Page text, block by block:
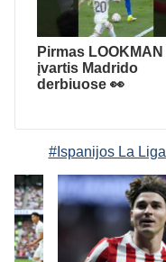
Pirmas LOOKMAN
įvartis Madrido
derbiuose 👀
#Ispanijos La Liga